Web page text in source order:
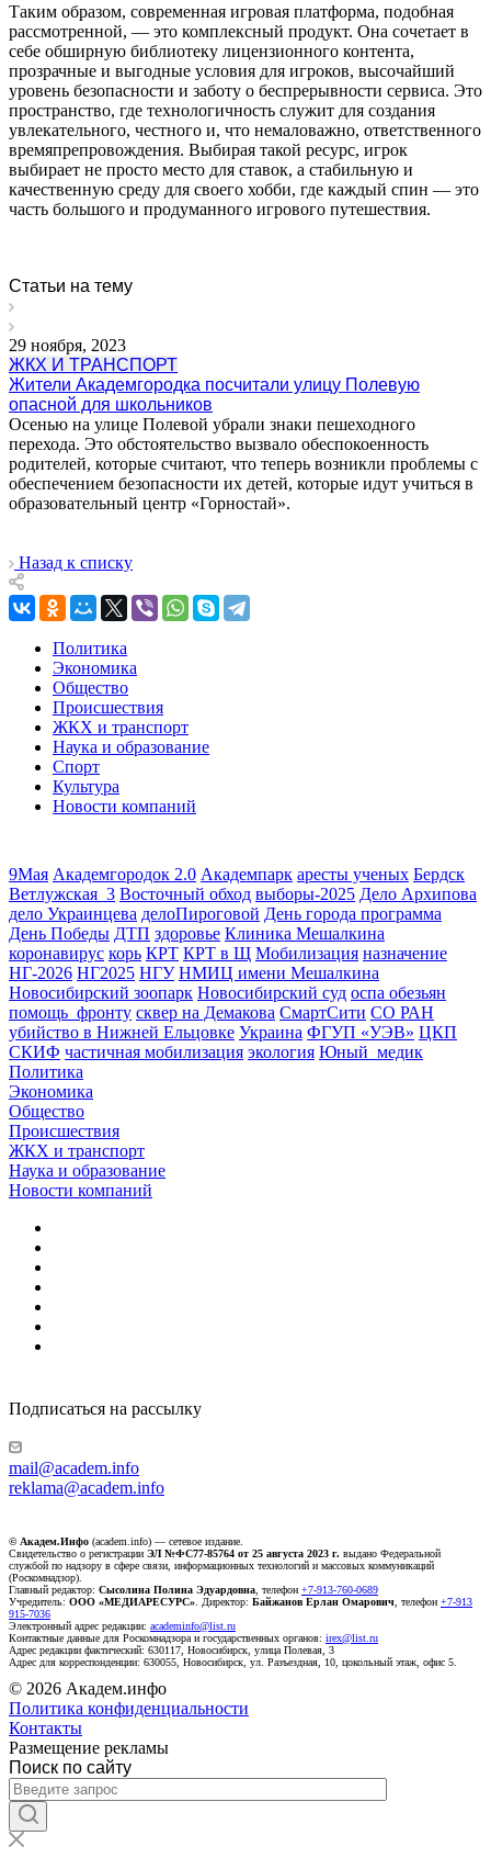
Таким образом, современная игровая платформа, подобная
рассмотренной, — это комплексный продукт. Она сочетает в
себе обширную библиотеку лицензионного контента,
прозрачные и выгодные условия для игроков, высочайший
уровень безопасности и заботу о беспрерывности сервиса. Это
пространство, где технологичность служит для создания
увлекательного, честного и, что немаловажно, ответственного
времяпрепровождения. Выбирая такой ресурс, игрок
выбирает не просто место для ставок, а стабильную и
качественную среду для своего хобби, где каждый спин — это
часть большого и продуманного игрового путешествия.
Статьи на тему
29 ноября, 2023
ЖКХ И ТРАНСПОРТ
Жители Академгородка посчитали улицу Полевую
опасной для школьников
Осенью на улице Полевой убрали знаки пешеходного
перехода. Это обстоятельство вызвало обеспокоенность
родителей, которые считают, что теперь возникли проблемы с
обеспечением безопасности их детей, которые идут учиться в
образовательный центр «Горностай».
Назад к списку
Политика
Экономика
Общество
Происшествия
ЖКХ и транспорт
Наука и образование
Спорт
Культура
Новости компаний
9Мая Академгородок 2.0 Академпарк аресты ученых Бердск
Ветлужская_3 Восточный обход выборы-2025 Дело Архипова
дело Украинцева делоПироговой День города программа
День Победы ДТП здоровье Клиника Мешалкина
коронавирус корь КРТ КРТ в Щ Мобилизация назначение
НГ-2026 НГ2025 НГУ НМИЦ имени Мешалкина
Новосибирский зоопарк Новосибирский суд оспа обезьян
помощь_фронту сквер на Демакова СмартСити СО РАН
убийство в Нижней Ельцовке Украина ФГУП «УЭВ» ЦКП
СКИФ частичная мобилизация экология Юный_медик
Политика
Экономика
Общество
Происшествия
ЖКХ и транспорт
Наука и образование
Новости компаний
Подписаться на рассылку
mail@academ.info
reklama@academ.info
© Академ.Инфо (academ.info) — сетевое издание.
Свидетельство о регистрации ЭЛ №ФС77-85764 от 25 августа 2023 г. выдано Федеральной
службой по надзору в сфере связи, информационных технологий и массовых коммуникаций
(Роскомнадзор).
Главный редактор: Сысолина Полина Эдуардовна , телефон +7-913-760-0689
Учредитель: ООО «МЕДИАРЕСУРС» . Директор: Байжанов Ерлан Омарович , телефон +7-913
915-7036
Электронный адрес редакции: academinfo@list.ru
Контактные данные для Роскомнадзора и государственных органов: irex@list.ru
Адрес редакции фактический: 630117, Новосибирск, улица Полевая, 3
Адрес для корреспонденции: 630055, Новосибирск, ул. Разъездная, 10, цокольный этаж, офис 5.
© 2026 Академ.инфо
Политика конфиденциальности
Контакты
Размещение рекламы
Поиск по сайту